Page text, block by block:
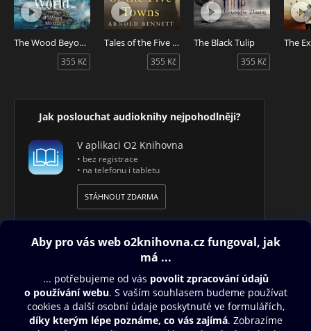
Speciální vydání audioknihy A Hero of our Time ("Hrdina
(úroveň B1+/B2). Příběh "Hero of our Time" napsal v
devatenáctém století spisovatel Michail Lermontov.
The Wood Beyond the World
355 Kč
Tales of the Five Towns
355 Kč
The Black Tulip
355 Kč
Jak poslouchat audioknihy nejpohodlněji?
V aplikaci O2 Knihovna
• bez registrace
• na telefonu i tabletu
STÁHNOUT ZDARMA
Obsah ke stažení
Moje O2 Knihovna